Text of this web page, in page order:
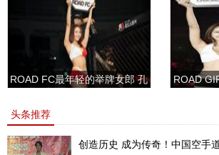
ROAD FC最年轻的举牌女郎 孔
ROAD
头条推荐
创造历史 成为传奇！中国空手